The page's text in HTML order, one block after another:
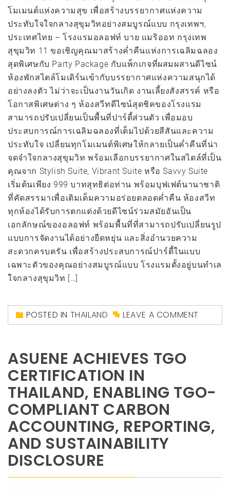
โมเมนต์แห่งความสุข เพื่อสร้างบรรยากาศแห่งความ
ประทับใจใจกลางสุขุมวิทอย่างสมบูรณ์แบบ กรุงเทพฯ,
ประเทศไทย – โรงแรมอลอฟท์ บาย แมริออท กรุงเทพ
สุขุมวิท 11 ขอเชิญคุณมาสร้างค่ำคืนแห่งการเฉลิมฉลอง
สุดพิเศษกับ Party Package กับแพ็กเกจที่ผสมผสานดีไซน์
ห้องพักสไตล์โมเดิร์นเข้ากับบรรยากาศแห่งความสนุกได้
อย่างลงตัว ไม่ว่าจะเป็นงานวันเกิด งานเลี้ยงสังสรรค์ หรือ
โอกาสพิเศษต่าง ๆ ห้องสวีทดีไซน์สุดชิคของโรงแรม
สามารถปรับเปลี่ยนเป็นพื้นที่ปาร์ตี้ส่วนตัว เพื่อมอบ
ประสบการณ์การเฉลิมฉลองที่เต็มไปด้วยสีสันและความ
ประทับใจ เปลี่ยนทุกโมเมนต์พิเศษให้กลายเป็นค่ำคืนที่น่า
จดจำใจกลางสุขุมวิท พร้อมเลือกบรรยากาศในสไตล์ที่เป็น
คุณจาก Stylish Suite, Vibrant Suite หรือ Savvy Suite
เริ่มต้นเพียง 999 บาทสุทธิต่อท่าน พร้อมบุฟเฟต์นานาชาติ
ที่คัดสรรมาเพื่อเติมเต็มความอร่อยตลอดค่ำคืน ห้องสวีท
ทุกห้องได้รับการตกแต่งด้วยดีไซน์ร่วมสมัยอันเป็น
เอกลักษณ์ของอลอฟท์ พร้อมพื้นที่ที่สามารถปรับเปลี่ยนรูป
แบบการจัดงานได้อย่างยืดหยุ่น และสิ่งอำนวยความ
สะดวกครบครัน เพื่อสร้างประสบการณ์ปาร์ตี้ในแบบ
เฉพาะตัวของคุณอย่างสมบูรณ์แบบ โรงแรมตั้งอยู่บนทำเล
ใจกลางสุขุมวิท […]
POSTED IN THAILAND LEAVE A COMMENT
ASUENE ACHIEVES TGO
CERTIFICATION IN
THAILAND, ENABLING TGO-
COMPLIANT CARBON
ACCOUNTING, REPORTING,
AND SUSTAINABILITY
DISCLOSURE